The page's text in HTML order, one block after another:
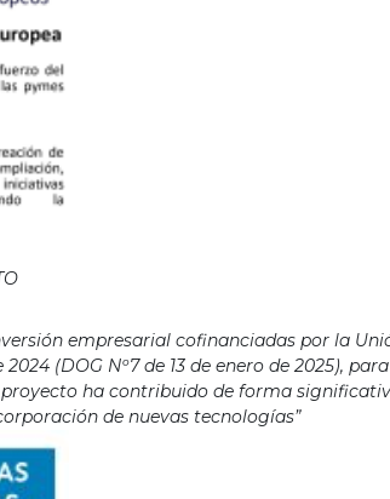
empresarial cofinanciadas por la
(DOG Nº7 de 13 de enero de 2025),
ha contribuido de forma
de nuevas tecnologías”